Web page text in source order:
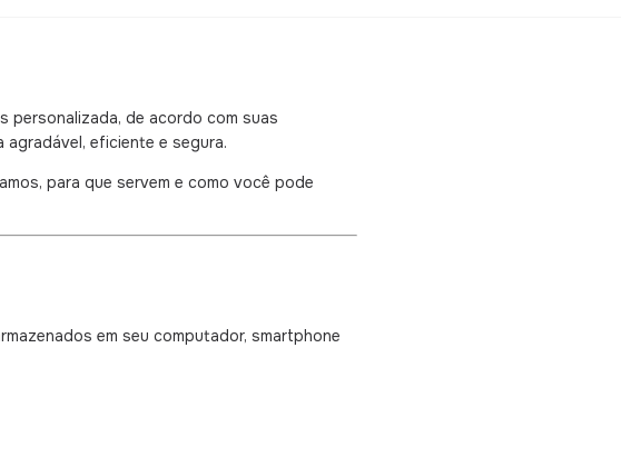
personalizada, de acordo com suas
eficiente e segura.
para que servem e como você pode
em seu computador, smartphone